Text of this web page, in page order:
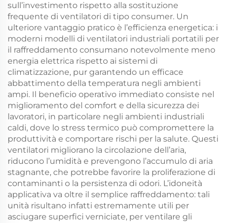
sull’investimento rispetto alla sostituzione
frequente di ventilatori di tipo consumer. Un
ulteriore vantaggio pratico è l’efficienza energetica: i
moderni modelli di ventilatori industriali portatili per
il raffreddamento consumano notevolmente meno
energia elettrica rispetto ai sistemi di
climatizzazione, pur garantendo un efficace
abbattimento della temperatura negli ambienti
ampi. Il beneficio operativo immediato consiste nel
miglioramento del comfort e della sicurezza dei
lavoratori, in particolare negli ambienti industriali
caldi, dove lo stress termico può compromettere la
produttività e comportare rischi per la salute. Questi
ventilatori migliorano la circolazione dell’aria,
riducono l’umidità e prevengono l’accumulo di aria
stagnante, che potrebbe favorire la proliferazione di
contaminanti o la persistenza di odori. L’idoneità
applicativa va oltre il semplice raffreddamento: tali
unità risultano infatti estremamente utili per
asciugare superfici verniciate, per ventilare gli